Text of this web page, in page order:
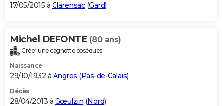
17/05/2015 à Clarensac(Gard)
Michel DEFONTE (80 ans)
Créer une cagnotte obsèques
Naissance
29/10/1932 à Angres (Pas-de-Calais)
Décès
28/04/2013 à Gœulzin (Nord)